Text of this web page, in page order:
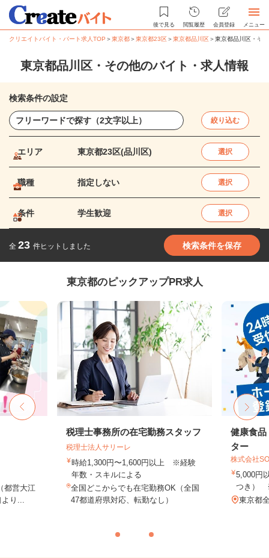
後で見る 閲覧履歴 会員登録 メニュー
クリエイトバイト・パート求人TOP ＞東京都＞東京都23区＞東京都品川区＞東京都品川区・そ
東京都品川区・その他のバイト・求人情報
検索条件の設定
絞り込む
エリア 東京都23区(品川区) 選択
職種 指定しない 選択
条件 学生歓迎 選択
全 23 件ヒットしました 検索条件を保存
東京都のピックアップPR求人
都営大江
り...
税理士事務所の在宅勤務スタッフ
税理士法人サリーレ
時給1,300円〜1,600円以上 ※経験
年数・スキルによる
全国どこからでも在宅勤務OK（全国
47都道府県対応、転勤なし）
健康食品
ター
株式会社
5,000円
つき）
東京都